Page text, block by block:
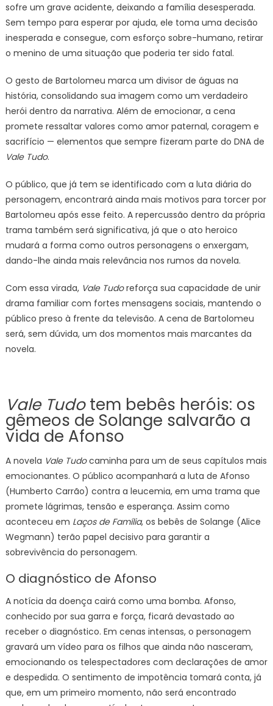
sofre um grave acidente, deixando a família desesperada.
Sem tempo para esperar por ajuda, ele toma uma decisão
inesperada e consegue, com esforço sobre-humano, retirar
o menino de uma situação que poderia ter sido fatal.
O gesto de Bartolomeu marca um divisor de águas na
história, consolidando sua imagem como um verdadeiro
herói dentro da narrativa. Além de emocionar, a cena
promete ressaltar valores como amor paternal, coragem e
sacrifício — elementos que sempre fizeram parte do DNA de
Vale Tudo.
O público, que já tem se identificado com a luta diária do
personagem, encontrará ainda mais motivos para torcer por
Bartolomeu após esse feito. A repercussão dentro da própria
trama também será significativa, já que o ato heroico
mudará a forma como outros personagens o enxergam,
dando-lhe ainda mais relevância nos rumos da novela.
Com essa virada, Vale Tudoreforça sua capacidade de unir
drama familiar com fortes mensagens sociais, mantendo o
público preso à frente da televisão. A cena de Bartolomeu
será, sem dúvida, um dos momentos mais marcantes da
novela.
Vale Tudotem bebês heróis: os
gêmeos de Solange salvarão a
vida de Afonso
A novela Vale Tudocaminha para um de seus capítulos mais
emocionantes. O público acompanhará a luta de Afonso
(Humberto Carrão) contra a leucemia, em uma trama que
promete lágrimas, tensão e esperança. Assim como
aconteceu em Laços de Família, os bebês de Solange (Alice
Wegmann) terão papel decisivo para garantir a
sobrevivência do personagem.
O diagnóstico de Afonso
A notícia da doença cairá como uma bomba. Afonso,
conhecido por sua garra e força, ficará devastado ao
receber o diagnóstico. Em cenas intensas, o personagem
gravará um vídeo para os filhos que ainda não nasceram,
emocionando os telespectadores com declarações de amor
e despedida. O sentimento de impotência tomará conta, já
que, em um primeiro momento, não será encontrado